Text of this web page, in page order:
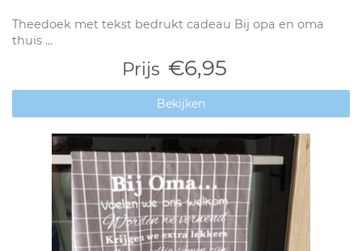
Theedoek met tekst bedrukt cadeau Bij opa en oma
thuis ...
Prijs €6,95
Bekijken